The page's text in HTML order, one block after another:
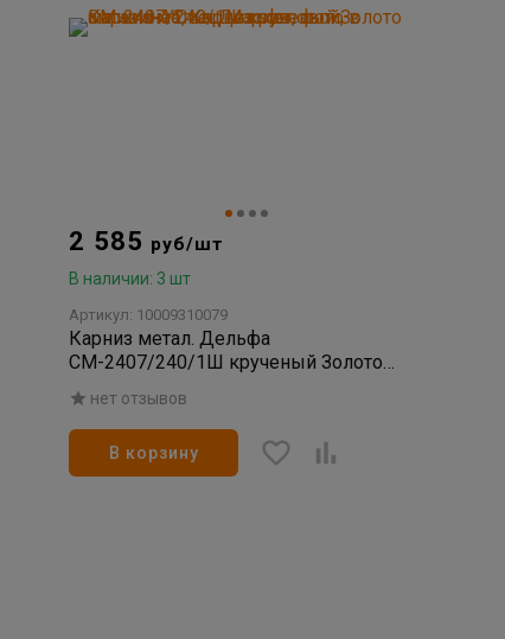
2 585 руб/шт
В наличии: 3 шт
Артикул: 10009310079
Карниз метал. Дельфа
СМ-2407/240/1Ш крученый Золото
антик d-16
нет отзывов
В корзину